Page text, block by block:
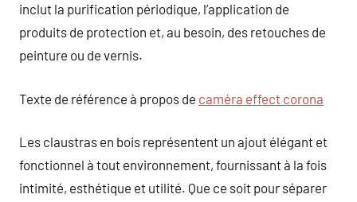
inclut la purification périodique, l’application de
produits de protection et, au besoin, des retouches de
peinture ou de vernis.
Texte de référence à propos de caméra effect corona
Les claustras en bois représentent un ajout élégant et
fonctionnel à tout environnement, fournissant à la fois
intimité, esthétique et utilité. Que ce soit pour séparer